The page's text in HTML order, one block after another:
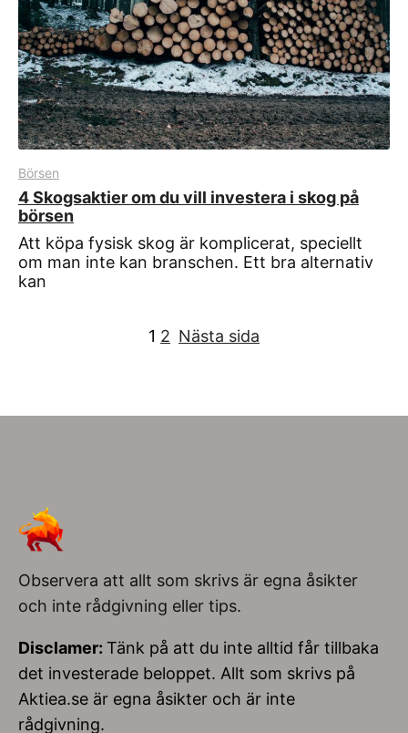
Börsen
4 Skogsaktier om du vill investera i skog på
börsen
Att köpa fysisk skog är komplicerat, speciellt
om man inte kan branschen. Ett bra alternativ
kan
1 2 Nästa sida
Observera att allt som skrivs är egna åsikter
och inte rådgivning eller tips.
Disclamer: Tänk på att du inte alltid får tillbaka
det investerade beloppet. Allt som skrivs på
Aktiea.se är egna åsikter och är inte
rådgivning.